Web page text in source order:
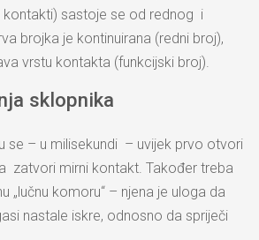
kontakti) sastoje se od rednog i
brojka je kontinuirana (redni broj),
vrstu kontakta (funkcijski broj).
sklopnika
se – u milisekundi – uvijek prvo otvori
zatvori mirni kontakt. Također treba
„lučnu komoru“ – njena je uloga da
nastale iskre, odnosno da spriječi